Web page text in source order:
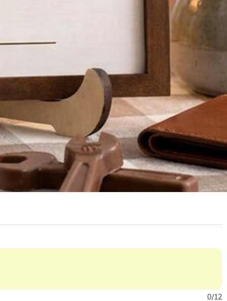
0/12